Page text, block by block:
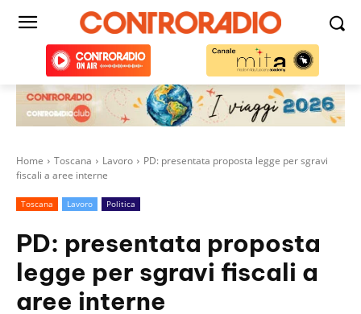
Home Toscana Lavoro
PD: presentata proposta legge per sgravi
fiscali a aree interne
Toscana Lavoro Politica
PD: presentata proposta
legge per sgravi fiscali a
aree interne